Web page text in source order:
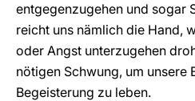
entgegenzugehen und sogar
reicht uns nämlich die Hand,
oder Angst unterzugehen
nötigen Schwung, um unsere
Begeisterung zu leben.